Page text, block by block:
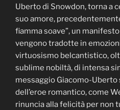
Uberto di Snowdon, torna a
suo amore,
fiamma soave”, un
vengono tradotte in
virtuosismo belcantistico,
sublime nobiltà, di intensa
messaggio Giacomo-
dell’eroe romantico, come
rinuncia alla felicità per non